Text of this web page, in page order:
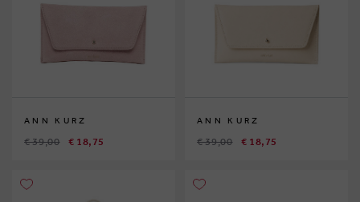
ANN KURZ
€ 39,00 € 18,75
ANN KURZ
€ 39,00 € 18,75